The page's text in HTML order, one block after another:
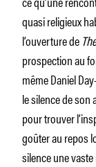
quasi religieux
l’ouverture de
prospection au
même Daniel
le silence de son
pour trouver
goûter au repos
silence une